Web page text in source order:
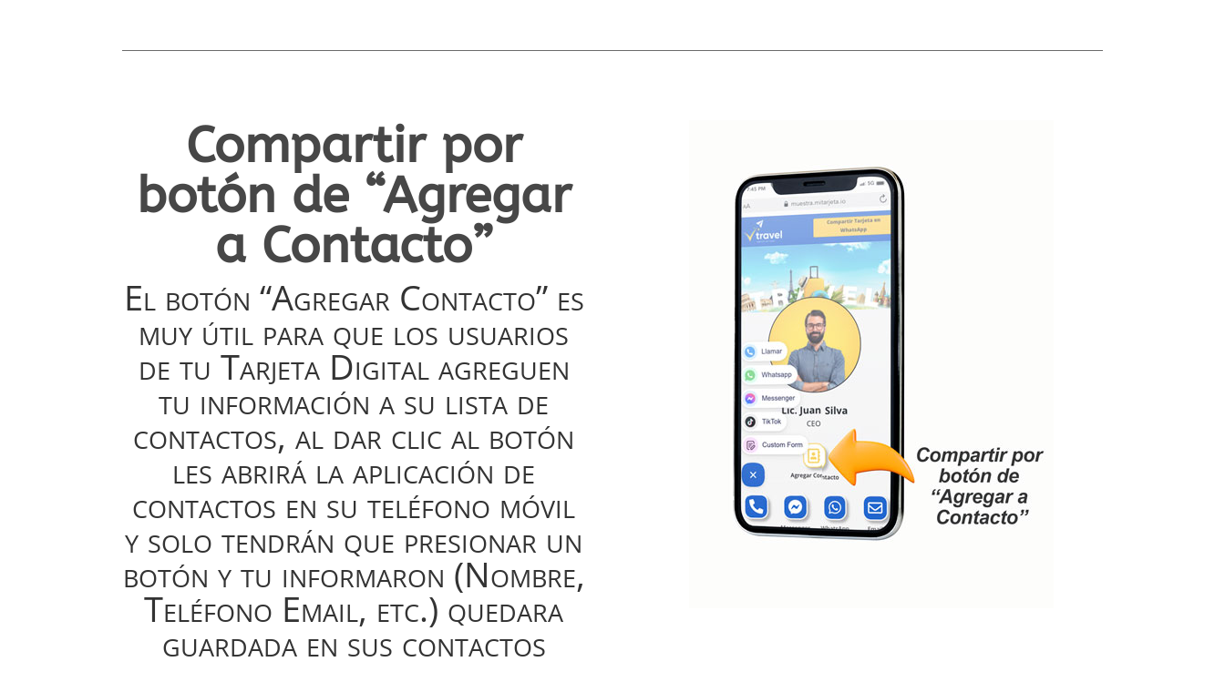
Compartir por
botón de “Agregar
a Contacto”
El botón “Agregar Contacto” es
muy útil para que los usuarios
de tu Tarjeta Digital agreguen
tu información a su lista de
contactos, al dar clic al botón
les abrirá la aplicación de
contactos en su teléfono móvil
y solo tendrán que presionar un
botón y tu informaron (Nombre,
Teléfono Email, etc.) quedara
guardada en sus contactos